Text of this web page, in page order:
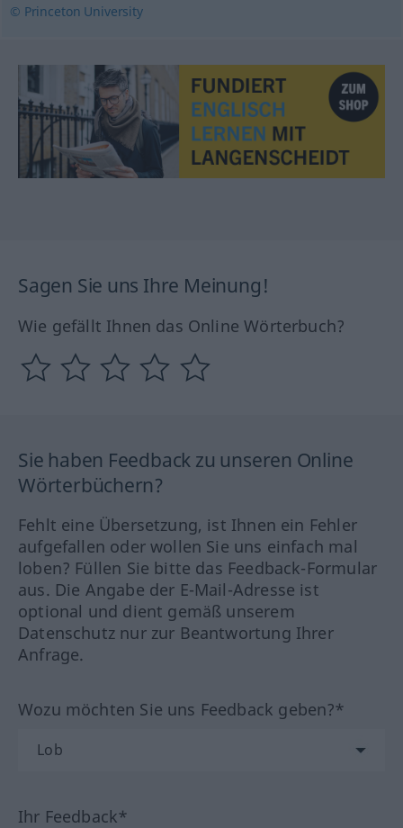
© Princeton University
Sagen Sie uns Ihre Meinung!
Wie gefällt Ihnen das Online Wörterbuch?
Sie haben Feedback zu unseren Online
Wörterbüchern?
Fehlt eine Übersetzung, ist Ihnen ein Fehler
aufgefallen oder wollen Sie uns einfach mal
loben? Füllen Sie bitte das Feedback-Formular
aus. Die Angabe der E-Mail-Adresse ist
optional und dient gemäß unserem
Datenschutz nur zur Beantwortung Ihrer
Anfrage.
Wozu möchten Sie uns Feedback geben?*
Ihr Feedback*